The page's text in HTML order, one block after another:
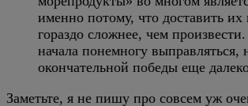
именно потому, что доставить
гораздо сложнее, чем
начала понемногу выправляться,
окончательной победы еще
Заметьте, я не пишу про совсем уж